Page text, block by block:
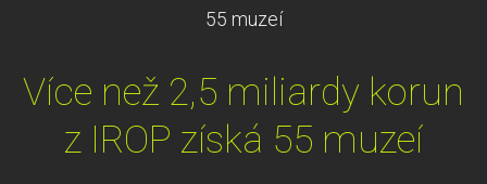
55 muzeí
Více než 2,5 miliardy korun
z IROP získá 55 muzeí